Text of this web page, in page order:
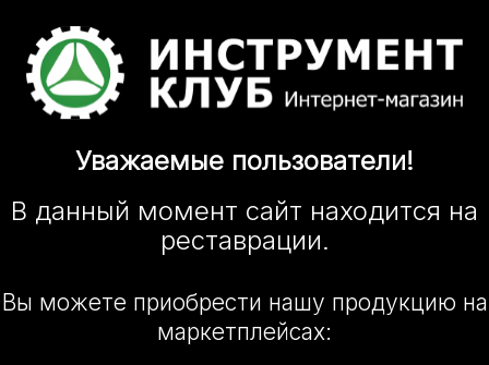
Уважаемые пользователи!
В данный момент сайт находится на
реставрации.
Вы можете приобрести нашу продукцию на
маркетплейсах: